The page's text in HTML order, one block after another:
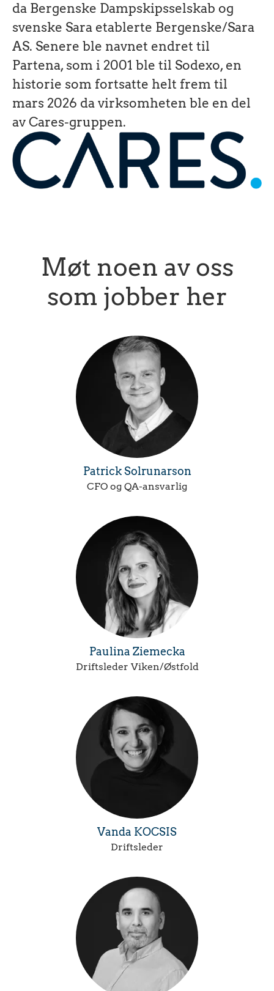
da Bergenske Dampskipsselskab og
svenske Sara etablerte Bergenske/Sara
AS. Senere ble navnet endret til
Partena, som i 2001 ble til Sodexo, en
historie som fortsatte helt frem til
mars 2026 da virksomheten ble en del
av Cares-gruppen.
Møt noen av oss
som jobber her
Patrick Solrunarson
CFO og QA-ansvarlig
Paulina Ziemecka
Driftsleder Viken/Østfold
Vanda KOCSIS
Driftsleder